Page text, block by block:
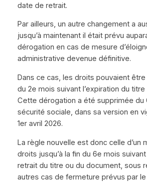
date de retrait.
Par ailleurs, un autre changement a
jusqu’à maintenant il était prévu
dérogation en cas de mesure
administrative devenue définitive.
Dans ce cas, les droits pouvaient
du 2e mois suivant l’expiration du
Cette dérogation a été supprimée du
sécurité sociale, dans sa version en
1er avril 2026.
La règle nouvelle est donc celle d’un
droits jusqu’à la fin du 6e mois
retrait du titre ou du document, sous
autres cas de fermeture prévus par